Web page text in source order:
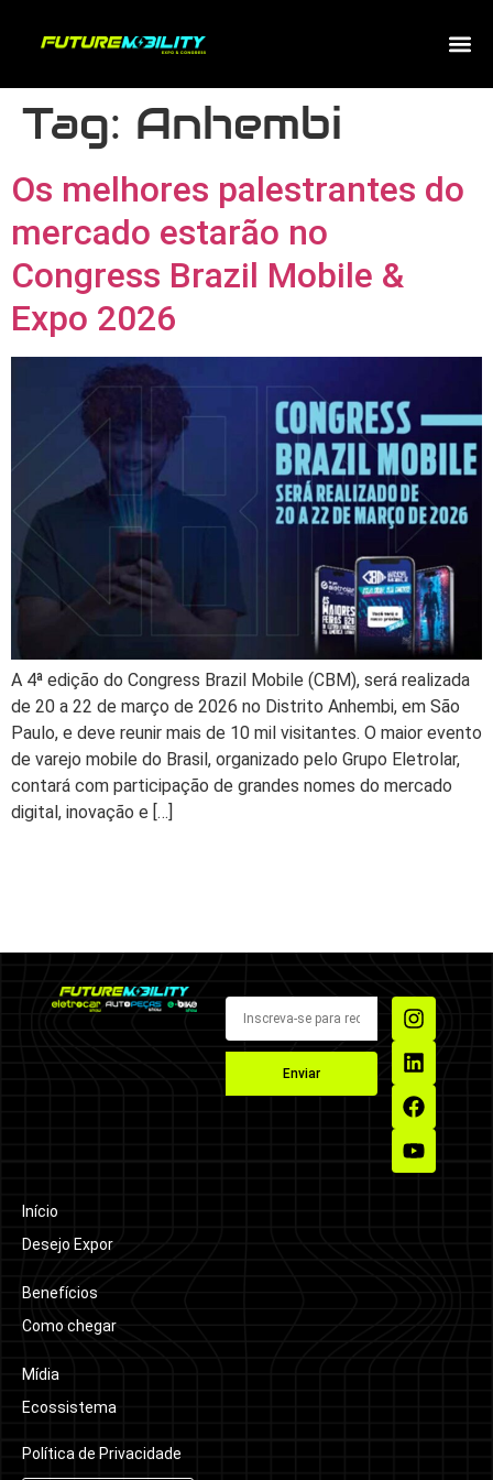
Tag: Anhembi
Os melhores palestrantes do
mercado estarão no
Congress Brazil Mobile &
Expo 2026
A 4ª edição do Congress Brazil Mobile (CBM), será realizada
de 20 a 22 de março de 2026 no Distrito Anhembi, em São
Paulo, e deve reunir mais de 10 mil visitantes. O maior evento
de varejo mobile do Brasil, organizado pelo Grupo Eletrolar,
contará com participação de grandes nomes do mercado
digital, inovação e […]
Enviar
Início
Desejo Expor
Benefícios
Como chegar
Mídia
Ecossistema
Política de Privacidade